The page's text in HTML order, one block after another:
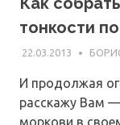
тонкости
22.03.2013
И продолжая
расскажу Вам
моркови в